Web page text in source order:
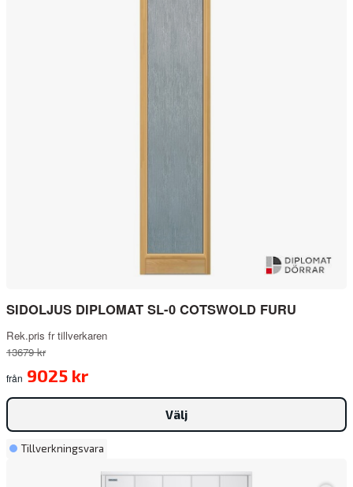
SIDOLJUS DIPLOMAT SL-0 COTSWOLD FURU
Rek.pris fr tillverkaren
13679 kr
från 9025 kr
Välj
Tillverkningsvara